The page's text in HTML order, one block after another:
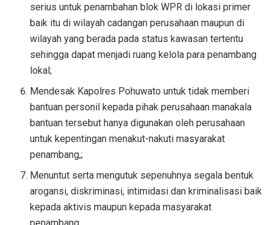
serius untuk penambahan blok WPR di lokasi primer
baik itu di wilayah cadangan perusahaan maupun di
wilayah yang berada pada status kawasan tertentu
sehingga dapat menjadi ruang kelola para penambang
lokal;
Mendesak Kapolres Pohuwato untuk tidak memberi
bantuan personil kepada pihak perusahaan manakala
bantuan tersebut hanya digunakan oleh perusahaan
untuk kepentingan menakut-nakuti masyarakat
penambang,;
Menuntut serta mengutuk sepenuhnya segala bentuk
arogansi, diskriminasi, intimidasi dan kriminalisasi baik
kepada aktivis maupun kepada masyarakat